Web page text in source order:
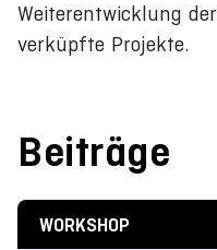
Weiterentwicklung
verküpfte Projekte.
Beiträge
WORKSHOP